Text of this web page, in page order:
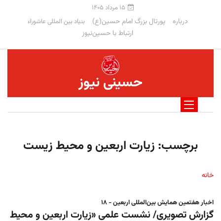
۱۵ مرداد ۱۴۰۵
درباره پورتال بزرگ امام حسین(ع) بنیاد بین المللی عاشوراء
ارتباط با حسین‌نیوز
حسینی نیوز
برچسب: زیارت اربعین و محیط زیست
خانه
اخبار هفتمین همایش بین‌المللی اربعین - ۱۸
گزارش تصویری/ نشست علمی «زیارت اربعین و محیط